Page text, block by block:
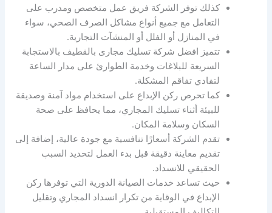
كذلك توفر الشركة فريق عمل متخصص ومدرب على
التعامل مع جميع أنواع مشاكل الصرف الصحي، سواء
في المنازل أو الفلل أو المنشآت التجارية.
تتميز افضل شركة تسليك مجارى بالقطيف بالاستجابة
السريعة للبلاغات وخدمة الطوارئ على مدار الساعة
لتفادي تفاقم المشكلة.
كما تحرص ركن الإبداع على استخدام مواد آمنة وصديقة
للبيئة أثناء تسليك المجاري، مما يحافظ على صحة
السكان وسلامة المكان.
تقدم الشركة أسعارًا تنافسية مع جودة عالية، إضافة إلى
تقديم معاينة دقيقة قبل بدء العمل لتحديد السبب
الحقيقي للانسداد.
حيث تساعد خدمات الصيانة الدورية التي توفرها ركن
الإبداع في الوقاية من تكرار انسداد المجاري وتقليل